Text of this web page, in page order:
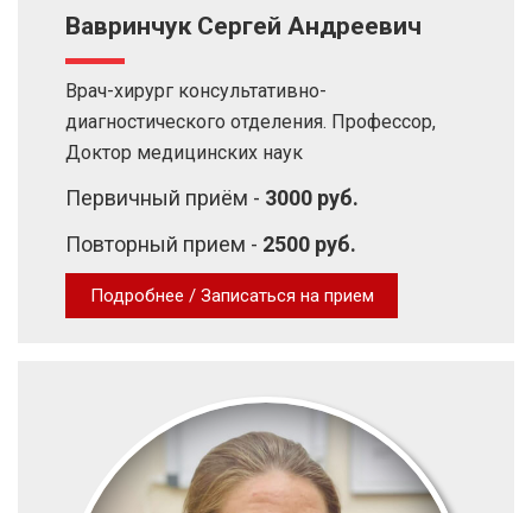
Вавринчук Сергей Андреевич
Врач-хирург консультативно-
диагностического отделения. Профессор,
Доктор медицинских наук
Первичный приём - 3000 руб.
Повторный прием - 2500 руб.
Подробнее / Записаться на прием